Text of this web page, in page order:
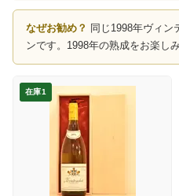
なぜお勧め？ 同じ1998年ヴィン
ンです。1998年の熟成をお楽し
在庫1